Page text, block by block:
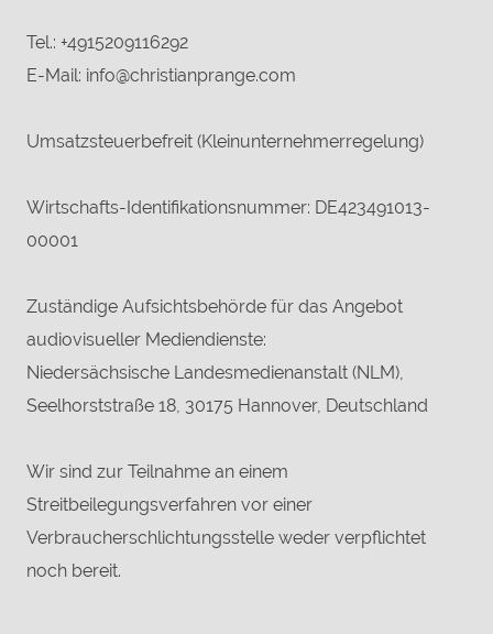
Tel.: +4915209116292
E-Mail: info@christianprange.com
Umsatzsteuerbefreit (Kleinunternehmerregelung)
Wirtschafts-Identifikationsnummer: DE423491013-
00001
Zuständige Aufsichtsbehörde für das Angebot
audiovisueller Mediendienste:
Niedersächsische Landesmedienanstalt (NLM),
Seelhorststraße 18, 30175 Hannover, Deutschland
Wir sind zur Teilnahme an einem
Streitbeilegungsverfahren vor einer
Verbraucherschlichtungsstelle weder verpflichtet
noch bereit.